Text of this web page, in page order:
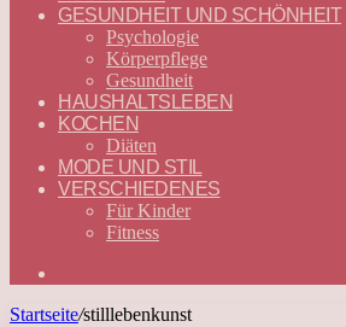
GESUNDHEIT UND SCHÖNHEIT
Psychologie
Körperpflege
Gesundheit
HAUSHALTSLEBEN
KOCHEN
Diäten
MODE UND STIL
VERSCHIEDENES
Für Kinder
Fitness
Startseite/stilllebenkunst